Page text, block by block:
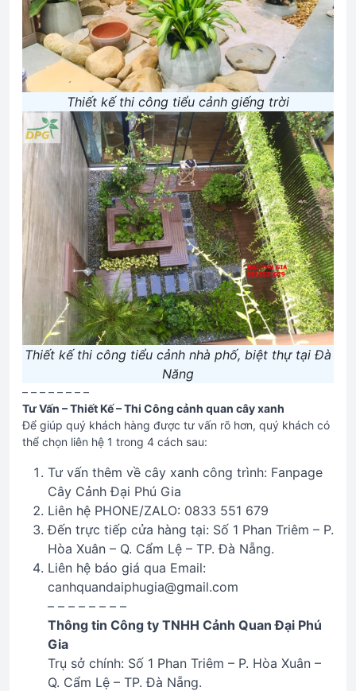
Thiết kế thi công tiểu cảnh giếng trời
Thiết kế thi công tiểu cảnh nhà phố, biệt thự tại Đà
Năng
– – – – – – – –
Tư Vấn – Thiết Kế – Thi Công cảnh quan cây xanh
Để giúp quý khách hàng được tư vấn rõ hơn, quý khách có
thể chọn liên hệ 1 trong 4 cách sau:
Tư vấn thêm về cây xanh công trình: Fanpage
Cây Cảnh Đại Phú Gia
Liên hệ PHONE/ZALO: 0833 551 679
Đến trực tiếp cửa hàng tại: Số 1 Phan Triêm – P.
Hòa Xuân – Q. Cẩm Lệ – TP. Đà Nẵng.
Liên hệ báo giá qua Email:
canhquandaiphugia@gmail.com
– – – – – – – –
Thông tin Công ty TNHH Cảnh Quan Đại Phú
Gia
Trụ sở chính: Số 1 Phan Triêm – P. Hòa Xuân –
Q. Cẩm Lệ – TP. Đà Nẵng.